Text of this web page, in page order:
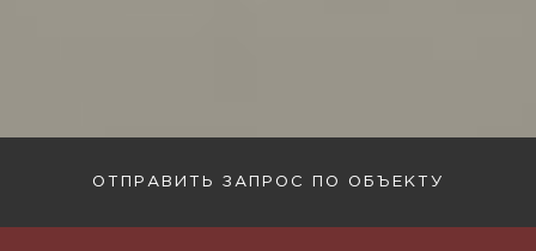
ОТПРАВИТЬ ЗАПРОС ПО ОБЪЕКТУ